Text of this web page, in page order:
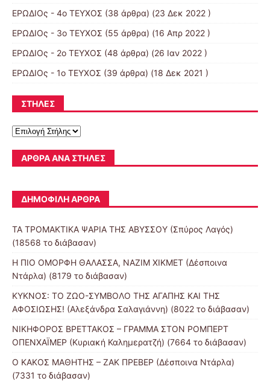
ΕΡΩΔΙΟς - 4ο ΤΕΥΧΟΣ (38 άρθρα) (23 Δεκ 2022 )
ΕΡΩΔΙΟς - 3ο ΤΕΥΧΟΣ (55 άρθρα) (16 Απρ 2022 )
ΕΡΩΔΙΟς - 2ο ΤΕΥΧΟΣ (48 άρθρα) (26 Ιαν 2022 )
ΕΡΩΔΙΟς - 1ο ΤΕΥΧΟΣ (39 άρθρα) (18 Δεκ 2021 )
ΣΤΗΛΕΣ
ΆΡΘΡΑ ΑΝΆ ΣΤΉΛΕΣ
ΔΗΜΟΦΙΛΉ ΆΡΘΡΑ
ΤΑ ΤΡΟΜΑΚΤΙΚΑ ΨΑΡΙΑ ΤΗΣ ΑΒΥΣΣΟΥ (Σπύρος Λαγός)
(18568 το διάβασαν)
Η ΠΙΟ ΟΜΟΡΦΗ ΘΑΛΑΣΣΑ, ΝΑΖΙΜ ΧΙΚΜΕΤ (Δέσποινα
Ντάρλα) (8179 το διάβασαν)
ΚΥΚΝΟΣ: ΤΟ ΖΩΟ-ΣΥΜΒΟΛΟ ΤΗΣ ΑΓΑΠΗΣ ΚΑΙ ΤΗΣ
ΑΦΟΣΙΩΣΗΣ! (Αλεξάνδρα Σαλαγιάννη) (8022 το διάβασαν)
ΝΙΚΗΦΟΡΟΣ ΒΡΕΤΤΑΚΟΣ – ΓΡΑΜΜΑ ΣΤΟΝ ΡΟΜΠΕΡΤ
ΟΠΕΝΧΑΪΜΕΡ (Κυριακή Καλημερατζή) (7664 το διάβασαν)
Ο ΚΑΚΟΣ ΜΑΘΗΤΗΣ – ΖΑΚ ΠΡΕΒΕΡ (Δέσποινα Ντάρλα)
(7331 το διάβασαν)